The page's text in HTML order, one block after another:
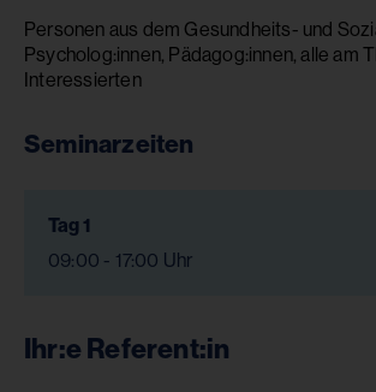
Personen aus dem Gesundheits- und
Psycholog:innen, Pädagog:innen, alle am
Interessierten
Seminarzeiten
Tag 1
09:00 - 17:00 Uhr
Ihr:e Referent:in